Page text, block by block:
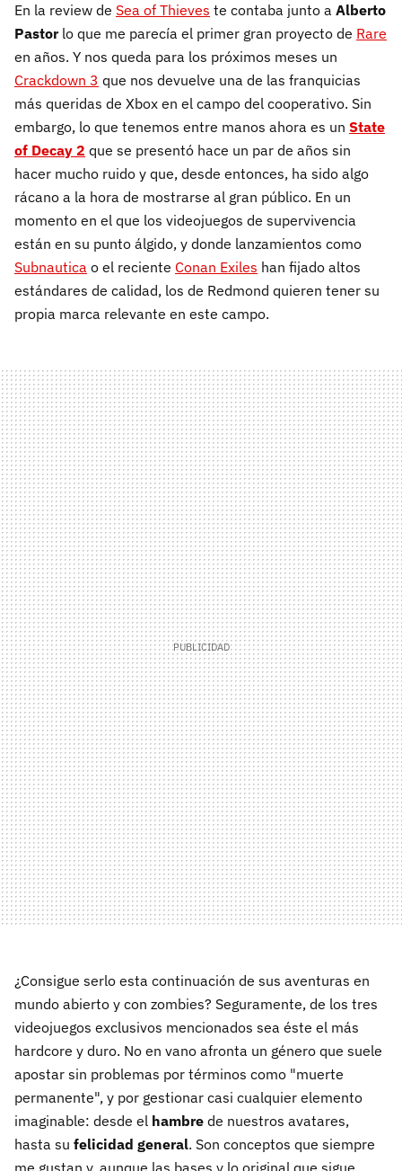
En la review de Sea of Thieves te contaba junto a Alberto
Pastorlo que me parecía el primer gran proyecto de Rare
en años. Y nos queda para los próximos meses un
Crackdown 3 que nos devuelve una de las franquicias
más queridas de Xbox en el campo del cooperativo. Sin
embargo, lo que tenemos entre manos ahora es un State
of Decay 2 que se presentó hace un par de años sin
hacer mucho ruido y que, desde entonces, ha sido algo
rácano a la hora de mostrarse al gran público. En un
momento en el que los videojuegos de supervivencia
están en su punto álgido, y donde lanzamientos como
Subnautica o el reciente Conan Exiles han fijado altos
estándares de calidad, los de Redmond quieren tener su
propia marca relevante en este campo.
¿Consigue serlo esta continuación de sus aventuras en
mundo abierto y con zombies? Seguramente, de los tres
videojuegos exclusivos mencionados sea éste el más
hardcore y duro. No en vano afronta un género que suele
apostar sin problemas por términos como "muerte
permanente", y por gestionar casi cualquier elemento
imaginable: desde el hambre de nuestros avatares,
hasta su felicidad general. Son conceptos que siempre